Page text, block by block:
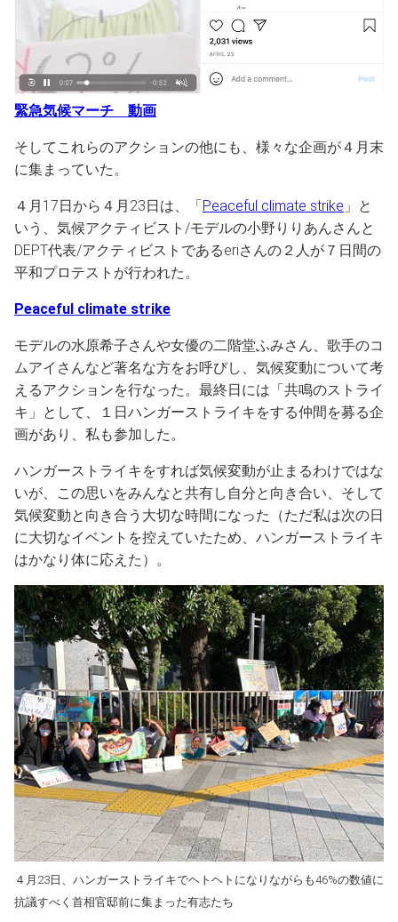
緊急気候マーチ 動画
そしてこれらのアクションの他にも、様々な企画が４月末
に集まっていた。
４月17日から４月23日は、「Peaceful climate strike 」と
いう、気候アクティビスト/モデルの小野りりあんさんと
DEPT代表/アクティビストであるeriさんの２人が７日間の
平和プロテストが行われた。
Peaceful climate strike
モデルの水原希子さんや女優の二階堂ふみさん、歌手のコ
ムアイさんなど著名な方をお呼びし、気候変動について考
えるアクションを行なった。最終日には「共鳴のストライ
キ」として、１日ハンガーストライキをする仲間を募る企
画があり、私も参加した。
ハンガーストライキをすれば気候変動が止まるわけではな
いが、この思いをみんなと共有し自分と向き合い、そして
気候変動と向き合う大切な時間になった（ただ私は次の日
に大切なイベントを控えていたため、ハンガーストライキ
はかなり体に応えた）。
４月23日、ハンガーストライキでヘトヘトになりながらも46%の数値に
抗議すべく首相官邸前に集まった有志たち